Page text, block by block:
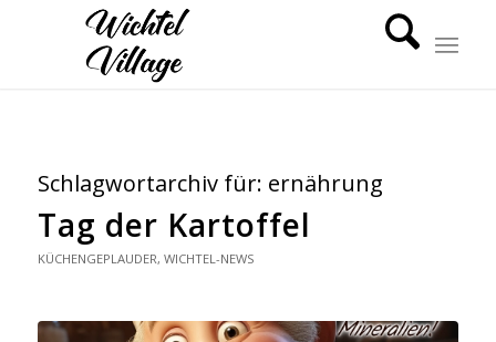
Schlagwortarchiv für: ernährung
Tag der Kartoffel
KÜCHENGEPLAUDER, WICHTEL-NEWS